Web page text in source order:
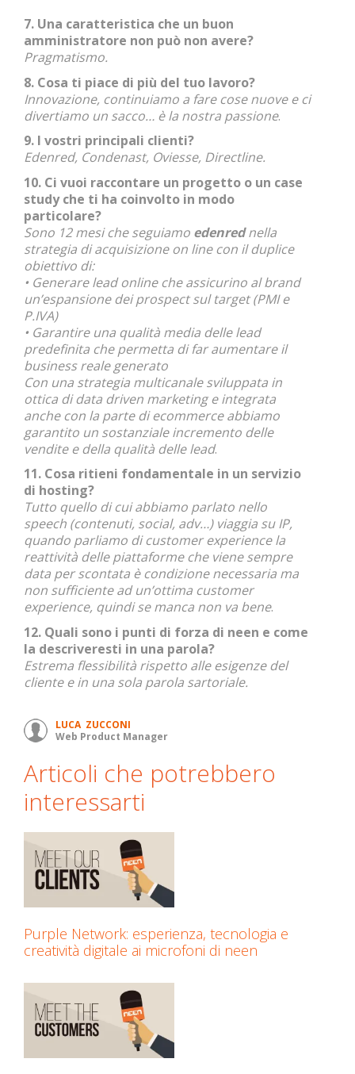
7. Una caratteristica che un buon
amministratore non può non avere?
Pragmatismo.
8. Cosa ti piace di più del tuo lavoro?
Innovazione, continuiamo a fare cose nuove e ci
divertiamo un sacco… è la nostra passione.
9. I vostri principali clienti?
Edenred, Condenast, Oviesse, Directline.
10. Ci vuoi raccontare un progetto o un case
study che ti ha coinvolto in modo
particolare?
Sono 12 mesi che seguiamo edenrednella
strategia di acquisizione on line con il duplice
obiettivo di:
• Generare lead online che assicurino al brand
un’espansione dei prospect sul target (PMI e
P.IVA)
• Garantire una qualità media delle lead
predefinita che permetta di far aumentare il
business reale generato
Con una strategia multicanale sviluppata in
ottica di data driven marketing e integrata
anche con la parte di ecommerce abbiamo
garantito un sostanziale incremento delle
vendite e della qualità delle lead.
11. Cosa ritieni fondamentale in un servizio
di hosting?
Tutto quello di cui abbiamo parlato nello
speech (contenuti, social, adv…) viaggia su IP,
quando parliamo di customer experience la
reattività delle piattaforme che viene sempre
data per scontata è condizione necessaria ma
non sufficiente ad un’ottima customer
experience, quindi se manca non va bene.
12. Quali sono i punti di forza di neen e come
la descriveresti in una parola?
Estrema flessibilità rispetto alle esigenze del
cliente e in una sola parola sartoriale.
LUCA ZUCCONI
Web Product Manager
Articoli che potrebbero
interessarti
Purple Network: esperienza, tecnologia e
creatività digitale ai microfoni di neen